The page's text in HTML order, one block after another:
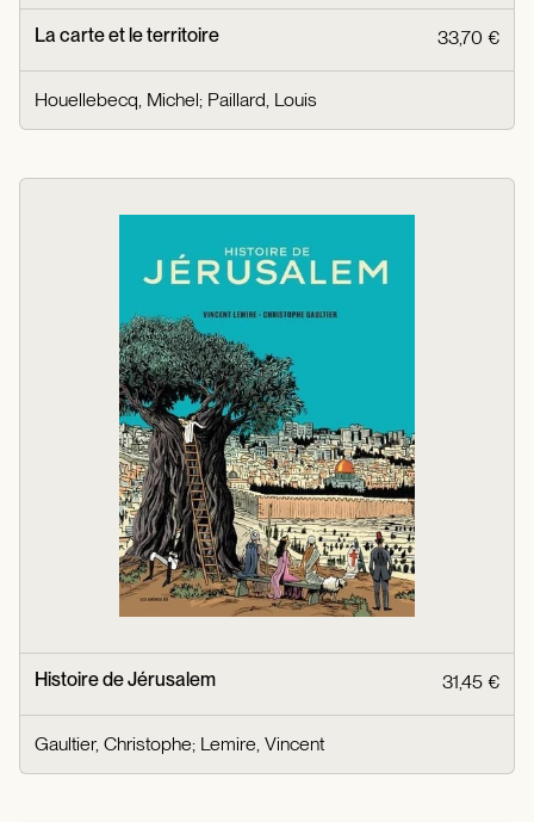
La carte et le territoire 33,70 €
Houellebecq, Michel; Paillard, Louis
Histoire de Jérusalem 31,45 €
Gaultier, Christophe; Lemire, Vincent